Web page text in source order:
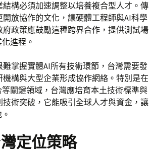
構必須加速調整以培養複合型人才。傳
放協作的文化，讓硬體工程師與AI科學
政策應鼓勵這種跨界合作，提供測試場
進程。
掌握實體AI所有技術環節，台灣需要發
構與大型企業形成協作網絡。特別是在
關鍵領域，台灣應培育本土技術標準與
術突破，它能吸引全球人才與資金，讓
定位策略